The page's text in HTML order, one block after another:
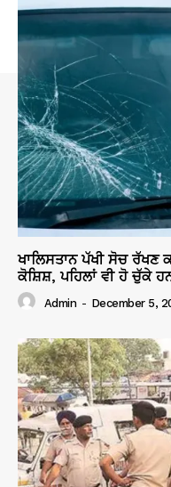
ਖਾਲਿਸਤਾਨ ਪੱਖੀ ਸੋਚ ਰੱਖਣ
ਕੋਸ਼ਿਸ਼, ਪਹਿਲਾਂ ਵੀ ਹੋ ਚੁੱਕੇ
Admin - December 5,